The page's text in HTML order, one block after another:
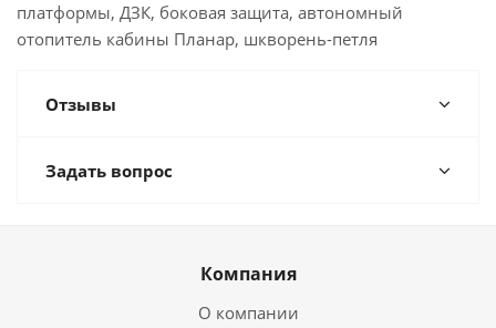
платформы, ДЗК, боковая защита, автономный
отопитель кабины Планар, шкворень-петля
Отзывы
Задать вопрос
Компания
О компании